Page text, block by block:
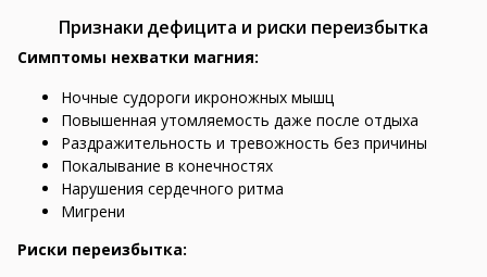
Признаки дефицита и риски переизбытка
Симптомы нехватки магния:
Ночные судороги икроножных мышц
Повышенная утомляемость даже после отдыха
Раздражительность и тревожность без причины
Покалывание в конечностях
Нарушения сердечного ритма
Мигрени
Риски переизбытка: